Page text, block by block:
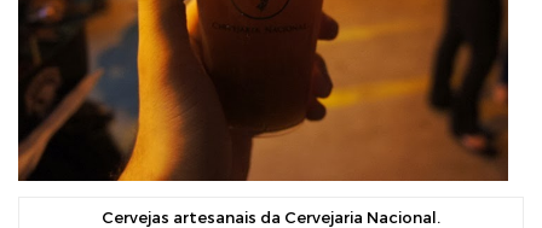
Cervejas artesanais da Cervejaria Nacional.